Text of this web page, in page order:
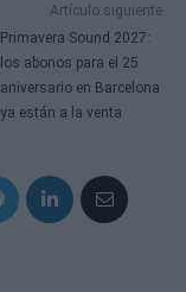
Artículo siguiente
Primavera Sound 2027:
los abonos para el 25
aniversario en Barcelona
ya están a la venta